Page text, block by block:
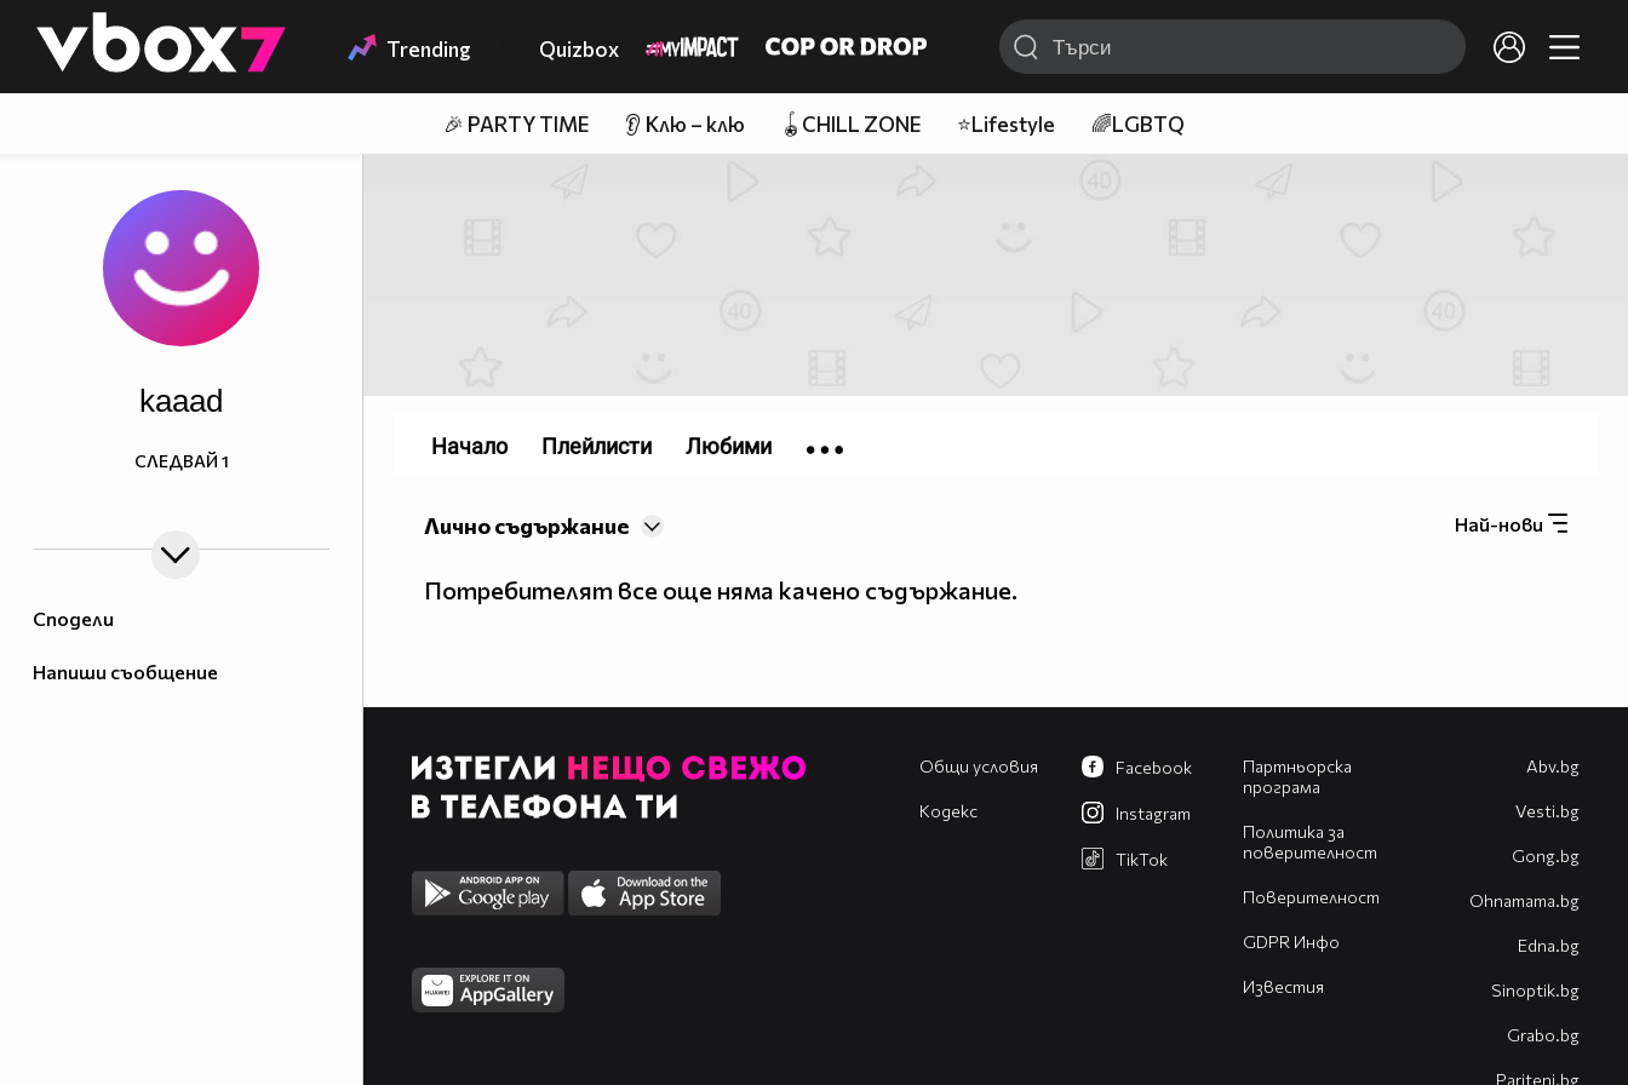
👾 Trending Quizbox
🎉 PARTY TIME 👂 Клю – клю 🪀CHILL ZONE ⭐Lifestyle 🌈LGBTQ
Сподели
Напиши съобщение
kaaad
СЛЕДВАЙ 1
Най-нови
Лично съдържание
Потребителят все още няма качено съдържание.
Начало Плейлисти Любими
Общи условия
Кодекс
Партньорска
програма
Политика за
поверителност
Поверителност
GDPR Инфо
Известия
Facebook
Instagram
TikTok
Abv.bg
Vesti.bg
Gong.bg
Оhnamama.bg
Edna.bg
Sinoptik.bg
Grabo.bg
Pariteni.bg